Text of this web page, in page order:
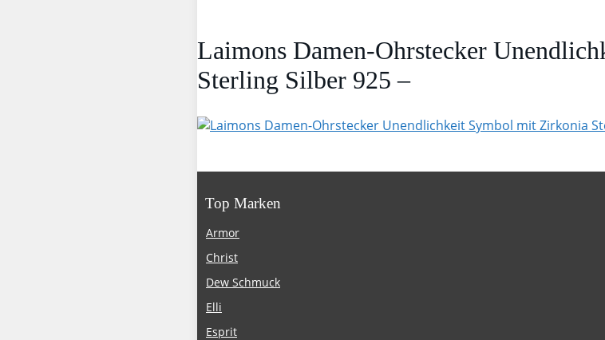
Laimons Damen-Ohrstecker
Sterling Silber 925 –
Top Marken
Armor
Christ
Dew Schmuck
Elli
Esprit